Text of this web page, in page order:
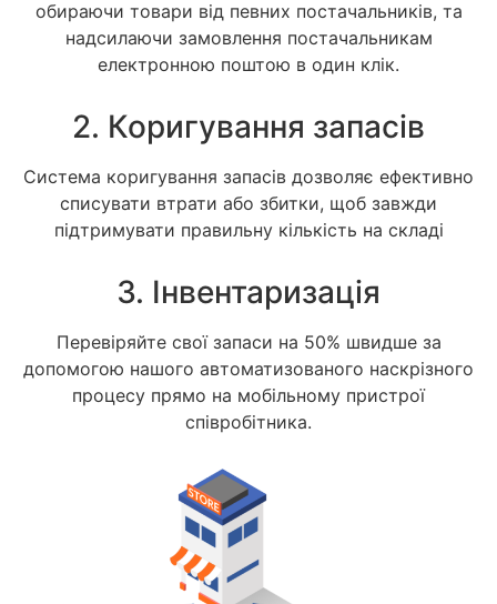
обираючи товари від певних постачальників, та
надсилаючи замовлення постачальникам
електронною поштою в один клік.
2. Коригування запасів
Система коригування запасів дозволяє ефективно
списувати втрати або збитки, щоб завжди
підтримувати правильну кількість на складі
3. Інвентаризація
Перевіряйте свої запаси на 50% швидше за
допомогою нашого автоматизованого наскрізного
процесу прямо на мобільному пристрої
співробітника.